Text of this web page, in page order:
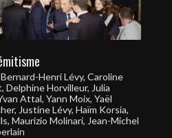
Henri Lévy, Caroline
Horvilleur, Julia
Attal, Yann Moix, Yaël
Justine Lévy, Haïm Korsia,
Maurizio Molinari, Jean-Michel